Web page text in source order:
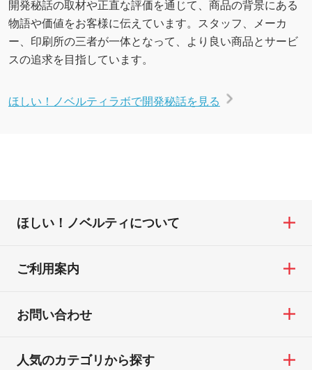
開発秘話の取材や正直な評価を通じて、商品の背景にある
物語や価値をお客様に伝えています。スタッフ、メーカ
ー、印刷所の三者が一体となって、より良い商品とサービ
スの追求を目指しています。
ほしい！ノベルティラボで開発秘話を見る
ほしい！ノベルティについて
ご利用案内
お問い合わせ
人気のカテゴリから探す